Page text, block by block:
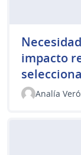
impacto
Analía